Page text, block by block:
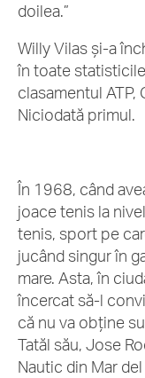
doilea.”
Willy Vilas și-a
în toate
clasamentul ATP,
Niciodată primul.
În 1968, când
joace tenis la
tenis, sport pe
jucând singur în
mare. Asta, în
încercat să-l
că nu va obține
Tatăl său, Jose
Nautic din Mar